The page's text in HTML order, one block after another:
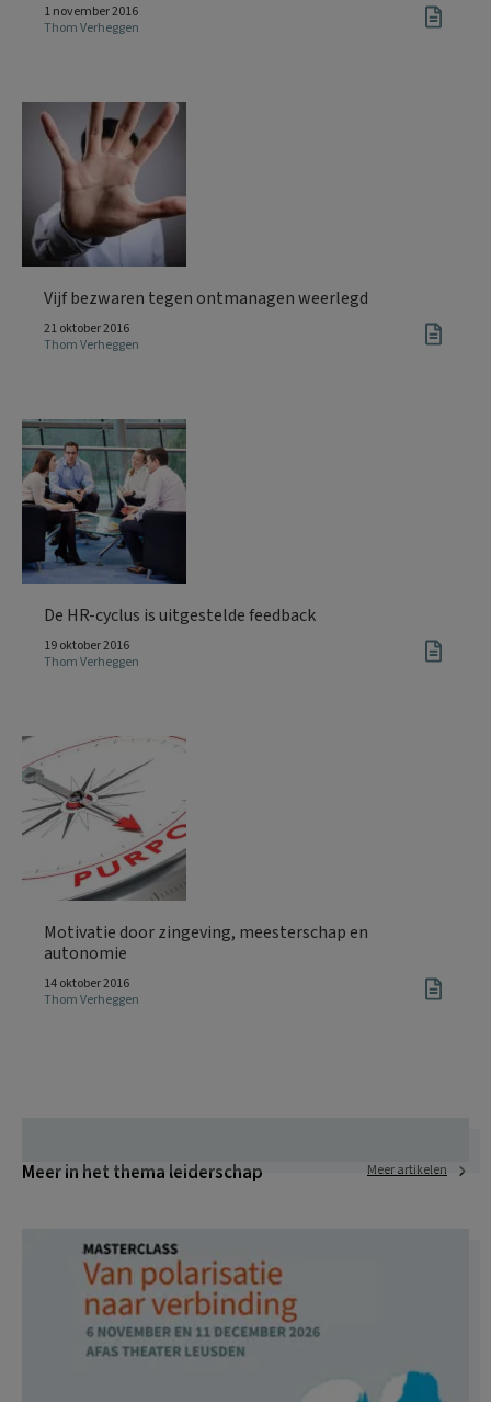
1 november 2016
Thom Verheggen
Vijf bezwaren tegen ontmanagen weerlegd
21 oktober 2016
Thom Verheggen
De HR-cyclus is uitgestelde feedback
19 oktober 2016
Thom Verheggen
Motivatie door zingeving, meesterschap en
autonomie
14 oktober 2016
Thom Verheggen
Meer in het thema leiderschap Meer artikelen